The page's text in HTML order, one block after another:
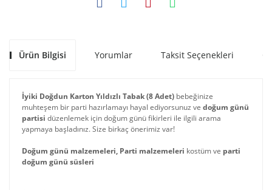
Ürün Bilgisi Yorumlar Taksit Seçenekleri
İyiki Doğdun Karton Yıldızlı Tabak (8 Adet) bebeğinize
muhteşem bir parti hazırlamayı hayal ediyorsunuz ve doğum günü
partisi düzenlemek için doğum günü fikirleri ile ilgili arama
yapmaya başladınız. Size birkaç önerimiz var!
Doğum günü malzemeleri, Parti malzemeleri kostüm ve parti
doğum günü süsleri